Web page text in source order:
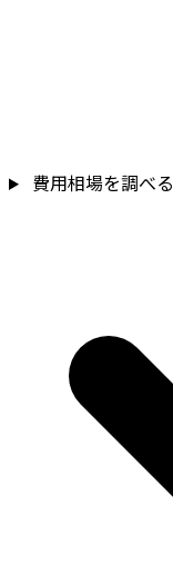
費用相場を調べる